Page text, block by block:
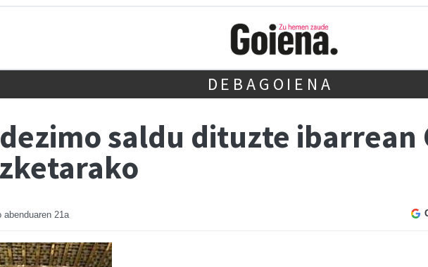
DEBAGOIENA
saldu dituzte ibarrean
abenduaren 21a